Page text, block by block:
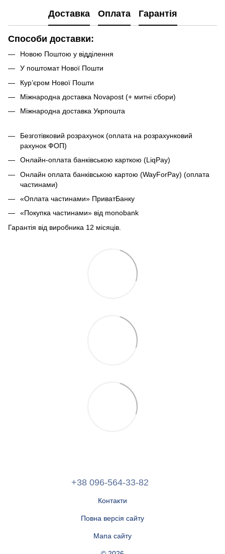
Доставка Оплата Гарантія
Способи доставки:
Новою Поштою у відділення
У поштомат Нової Пошти
Кур’єром Нової Пошти
Міжнародна доставка Novapost (+ митні сбори)
Міжнародна доставка Укрпошта
Безготівковий розрахунок (оплата на розрахунковий
рахунок ФОП)
Онлайн-оплата банківською карткою (LiqPay)
Онлайн оплата банківською картою (WayForPay) (оплата
частинами)
«Оплата частинами» ПриватБанку
«Покупка частинами» від monobank
Гарантія від виробника 12 місяців.
+38 096-564-33-82
Контакти
Повна версія сайту
Мапа сайту